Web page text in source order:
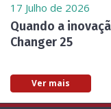
17 Julho de 2026
Quando a
Changer 25
Ver mais